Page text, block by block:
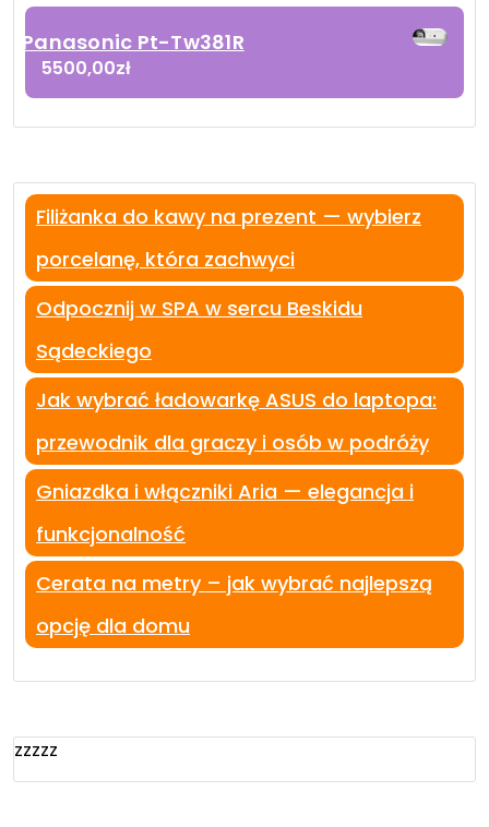
Panasonic Pt-Tw381R
5500,00zł
Filiżanka do kawy na prezent — wybierz
porcelanę, która zachwyci
Odpocznij w SPA w sercu Beskidu
Sądeckiego
Jak wybrać ładowarkę ASUS do laptopa:
przewodnik dla graczy i osób w podróży
Gniazdka i włączniki Aria — elegancja i
funkcjonalność
Cerata na metry – jak wybrać najlepszą
opcję dla domu
zzzzz